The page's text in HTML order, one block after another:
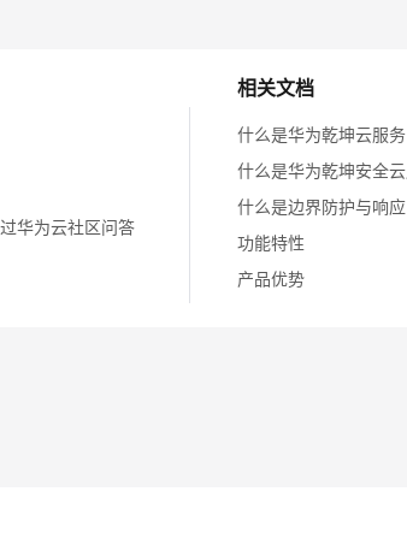
相关文档
什么是华为乾坤云服务
什么是华为乾坤安全
什么是边界防护与响应
功能特性
产品优势
华为云社区问答